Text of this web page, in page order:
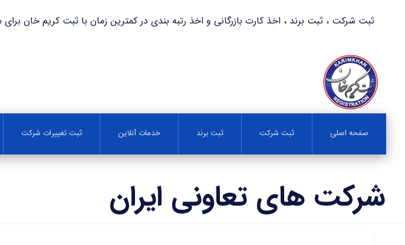
ثبت شرکت ، ثبت برند ، اخذ کارت بازرگانی و اخذ رتبه بندی در کمترین زمان با ثبت کریم خان برای مشاوره با شماره
صفحه اصلی ثبت شرکت ثبت برند خدمات آنلاین ثبت تغییرات شرکت
شرکت های تعاونی ایران